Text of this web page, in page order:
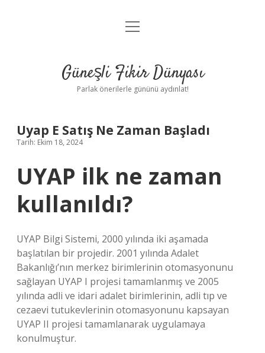
Anasayfa
Yasal Uyarı
menüyü
Güneşli Fikir Dünyası
Parlak önerilerle gününü aydınlat!
Uyap E Satış Ne Zaman Başladı
Tarih: Ekim 18, 2024
UYAP ilk ne zaman
kullanıldı?
UYAP Bilgi Sistemi, 2000 yılında iki aşamada
başlatılan bir projedir. 2001 yılında Adalet
Bakanlığı’nın merkez birimlerinin otomasyonunu
sağlayan UYAP I projesi tamamlanmış ve 2005
yılında adli ve idari adalet birimlerinin, adli tıp ve
cezaevi tutukevlerinin otomasyonunu kapsayan
UYAP II projesi tamamlanarak uygulamaya
konulmuştur.